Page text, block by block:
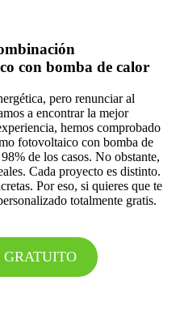
con bomba de calor
pero renunciar al
a encontrar la mejor
hemos comprobado
fotovoltaico con bomba de
de los casos. No obstante,
Cada proyecto es distinto.
Por eso, si quieres que te
totalmente gratis.